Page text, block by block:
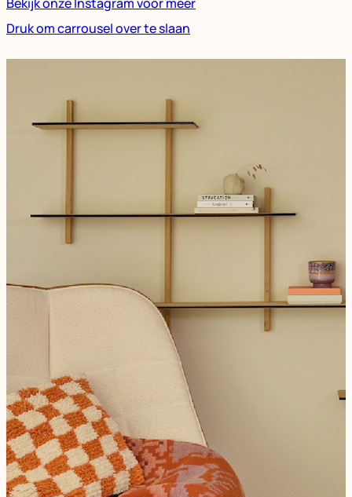
Druk om carrousel over te slaan